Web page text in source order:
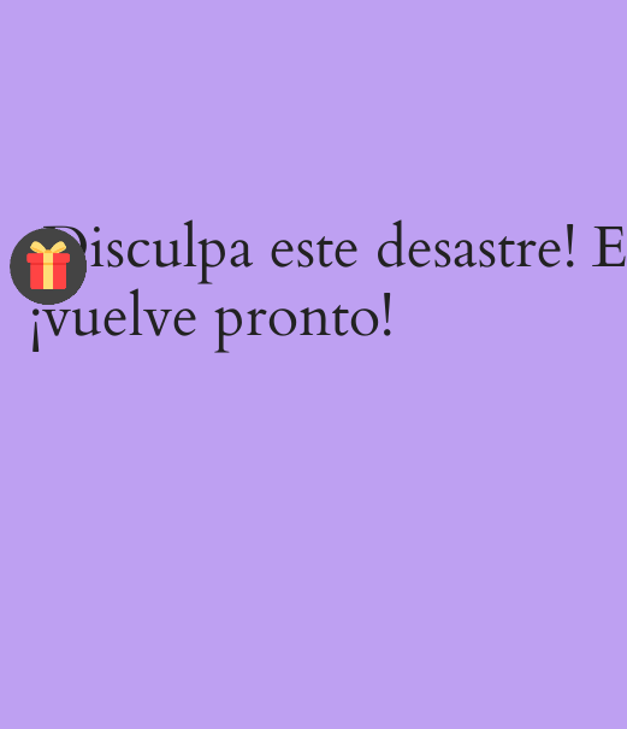
¡Disculpa este
¡vuelve pronto!